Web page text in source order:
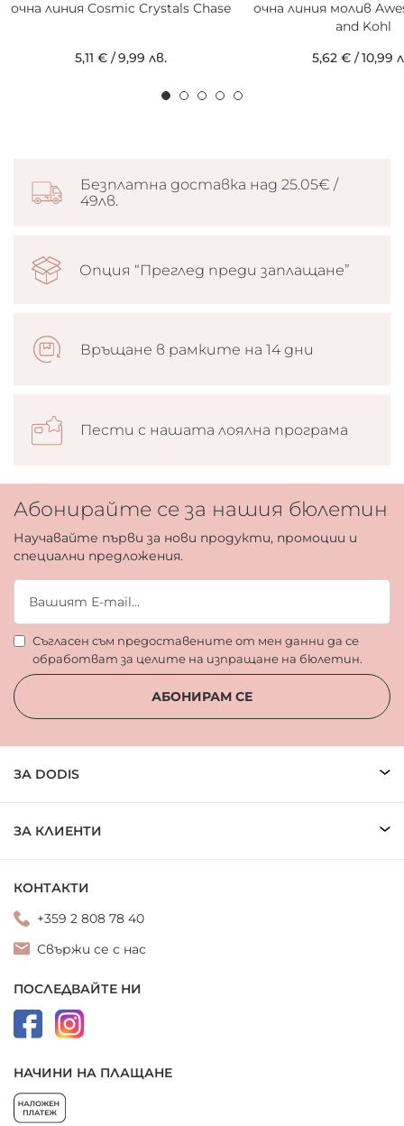
очна линия Cosmic Crystals Chase
5,11 € /9,99 лв.
очна линия молив
and Kohl
5,62 € /10,99
Безплатна доставка над 25.05€ /
49лв.
Опция “Преглед преди заплащане”
Връщане в рамките на 14 дни
Пести с нашата лоялна програма
Абонирайте се за нашия бюлетин
Научавайте първи за нови продукти, промоции и
специални предложения.
Съгласен съм предоставените от мен данни да се
обработват за целите на изпращане на бюлетин.
АБОНИРАМ СЕ
ЗА DODIS
ЗА КЛИЕНТИ
КОНТАКТИ
+359 2 808 78 40
Свържи се с нас
ПОСЛЕДВАЙТЕ НИ
НАЧИНИ НА ПЛАЩАНЕ